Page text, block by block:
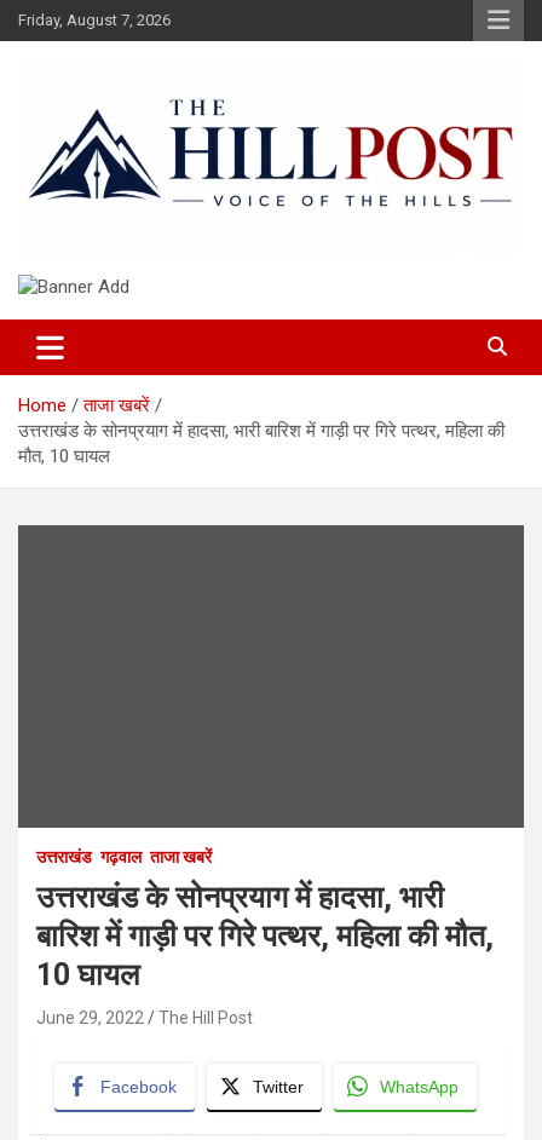
Skip
to
Friday, August 7, 2026
The Hillpost
Home
ताजा खबरें
उत्तराखंड के सोनप्रयाग में हादसा, भारी बारिश में गाड़ी पर गिरे पत्थर, महिला की
मौत, 10 घायल
उत्तराखंड गढ़वाल ताजा खबरें
उत्तराखंड के सोनप्रयाग में हादसा, भारी
बारिश में गाड़ी पर गिरे पत्थर, महिला की मौत,
10 घायल
June 29, 2022 The Hill Post
Facebook Twitter WhatsApp